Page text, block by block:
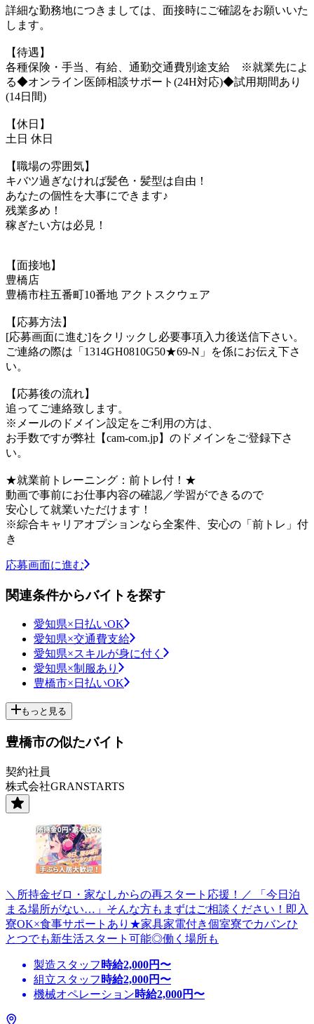
詳細な勤務地につきましては、面接時にご確認をお願いいた
します。
【待遇】
各種保険・手当、有給、通勤交通費別途支給 ※就業先によ
る◆オンライン医師相談サポート(24H対応)◆試用期間あり
(14日間)
【休日】
土日 休日
【職場の雰囲気】
キバツ過ぎなければ髪色・髪型は自由！
あなたの個性を大事にできます♪
残業多め！
稼ぎたい方は必見！
【面接地】
豊橋店
豊橋市柱五番町10番地 アクトスクウェア
【応募方法】
[応募画面に進む]をクリックし必要事項入力後送信下さい。
ご連絡の際は「1314GH0810G50★69-N」を係にお伝え下さ
い。
【応募後の流れ】
追ってご連絡致します。
※メールのドメイン設定をご利用の方は、
お手数ですが弊社【cam-com.jp】のドメインをご登録下さ
い。
★就業前トレーニング：前トレ付！★
動画で事前にお仕事内容の確認／学習ができるので
安心して就業いただけます！
※綜合キャリアオプションなら全案件、安心の「前トレ」付
き
応募画面に進む
関連条件からバイトを探す
愛知県×日払いOK
愛知県×交通費支給
愛知県×スキルが身に付く
愛知県×制服あり
豊橋市×日払いOK
もっと見る
豊橋市の似たバイト
契約社員
株式会社GRANSTARTS
＼所持金ゼロ・家なしからの再スタート応援！／ 「今日泊
まる場所がない…」そんな方もまずはご相談ください！即入
寮OK×食事サポートあり★家具家電付き個室寮でカバンひ
とつでも新生活スタート可能◎働く場所も
製造スタッフ 時給2,000円〜
組立スタッフ 時給2,000円〜
機械オペレーション時給2,000円〜